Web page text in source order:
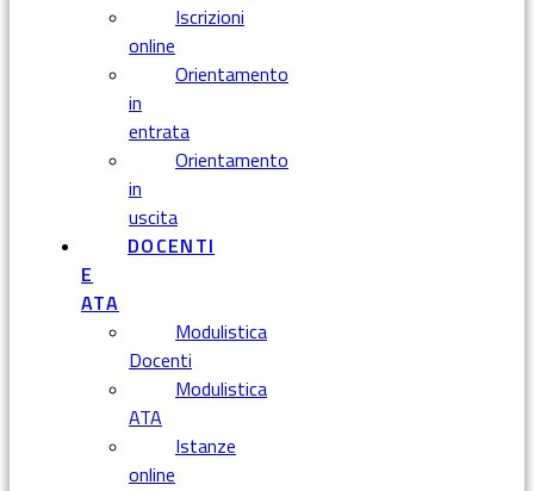
Iscrizioni
online
Orientamento
in
entrata
Orientamento
in
uscita
DOCENTI
E
ATA
Modulistica
Docenti
Modulistica
ATA
Istanze
online